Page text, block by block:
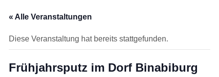
« Alle Veranstaltungen
Diese Veranstaltung hat bereits stattgefunden.
Frühjahrsputz im Dorf Binabiburg